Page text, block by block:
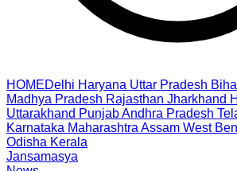
HOMEDelhi Haryana Uttar Pradesh
Madhya Pradesh Rajasthan Jharkhand
Uttarakhand PunjabAndhra Pradesh
Karnataka Maharashtra Assam West
Odisha Kerala
Jansamasya